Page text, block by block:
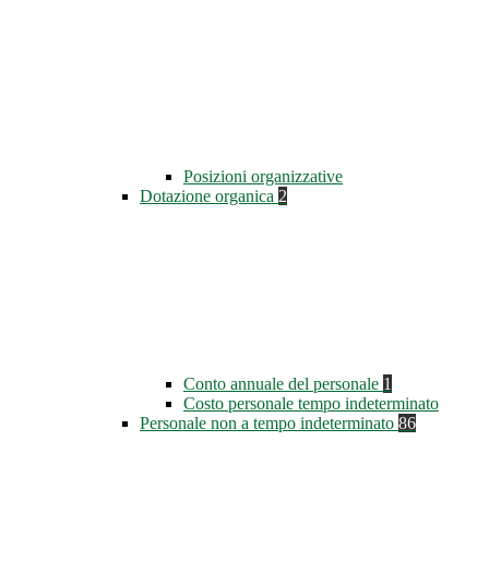
Posizioni organizzative
Dotazione organica 2
Conto annuale del personale 1
Costo personale tempo indeterminato
Personale non a tempo indeterminato 86